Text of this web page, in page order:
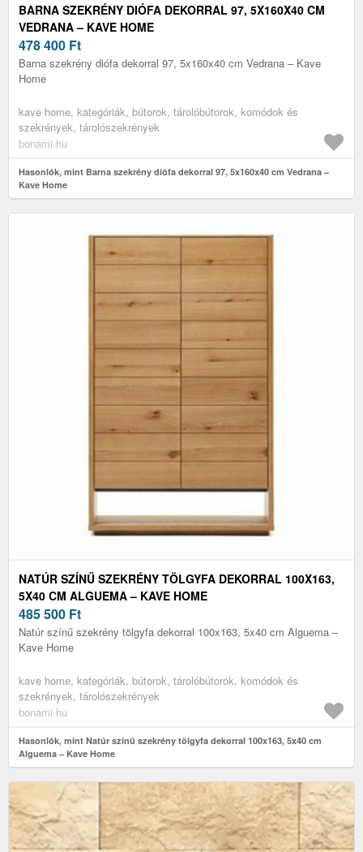
BARNA SZEKRÉNY DIÓFA DEKORRAL 97, 5X160X40 CM
VEDRANA – KAVE HOME
478 400 Ft
Barna szekrény diófa dekorral 97, 5x160x40 cm Vedrana – Kave
Home
kave home, kategóriák, bútorok, tárolóbútorok, komódok és
szekrények, tárolószekrények
bonami.hu
Hasonlók, mint Barna szekrény diófa dekorral 97, 5x160x40 cm Vedrana –
Kave Home
NATÚR SZÍNŰ SZEKRÉNY TÖLGYFA DEKORRAL 100X163,
5X40 CM ALGUEMA – KAVE HOME
485 500 Ft
Natúr színű szekrény tölgyfa dekorral 100x163, 5x40 cm Alguema –
Kave Home
kave home, kategóriák, bútorok, tárolóbútorok, komódok és
szekrények, tárolószekrények
bonami.hu
Hasonlók, mint Natúr színű szekrény tölgyfa dekorral 100x163, 5x40 cm
Alguema – Kave Home